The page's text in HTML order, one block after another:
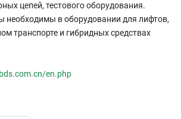
цепей, тестового оборудования.
необходимы в оборудовании для лифтов,
транспорте и гибридных средствах
en.php